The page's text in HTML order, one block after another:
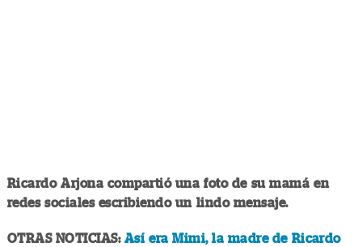
Ricardo Arjona compartió una foto de su mamá en
redes sociales escribiendo un lindo mensaje.
OTRAS NOTICIAS: Así era Mimi, la madre de Ricardo